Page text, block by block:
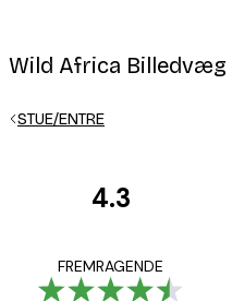
Wild Africa
STUE/ENTRE
4.3
FREMRAGENDE